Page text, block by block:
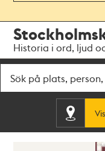
navigationen
huvudinnehållet
Historia i ord, ljud